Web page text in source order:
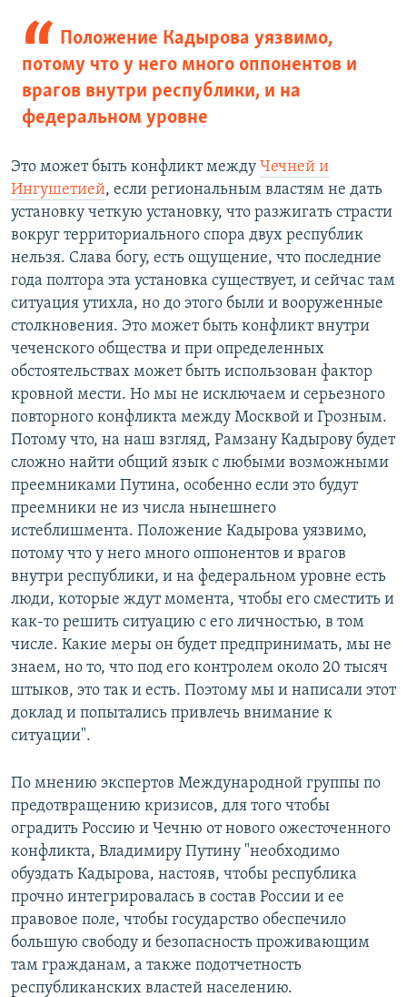
Положение Кадырова уязвимо,
потому что у него много оппонентов и
врагов внутри республики, и на
федеральном уровне
Это может быть конфликт между Чечней и
Ингушетией, если региональным властям не дать
установку четкую установку, что разжигать страсти
вокруг территориального спора двух республик
нельзя. Слава богу, есть ощущение, что последние
года полтора эта установка существует, и сейчас там
ситуация утихла, но до этого были и вооруженные
столкновения. Это может быть конфликт внутри
чеченского общества и при определенных
обстоятельствах может быть использован фактор
кровной мести. Но мы не исключаем и серьезного
повторного конфликта между Москвой и Грозным.
Потому что, на наш взгляд, Рамзану Кадырову будет
сложно найти общий язык с любыми возможными
преемниками Путина, особенно если это будут
преемники не из числа нынешнего
истеблишмента. Положение Кадырова уязвимо,
потому что у него много оппонентов и врагов
внутри республики, и на федеральном уровне есть
люди, которые ждут момента, чтобы его сместить и
как-то решить ситуацию с его личностью, в том
числе. Какие меры он будет предпринимать, мы не
знаем, но то, что под его контролем около 20 тысяч
штыков, это так и есть. Поэтому мы и написали этот
доклад и попытались привлечь внимание к
ситуации".
По мнению экспертов Международной группы по
предотвращению кризисов, для того чтобы
оградить Россию и Чечню от нового ожесточенного
конфликта, Владимиру Путину "необходимо
обуздать Кадырова, настояв, чтобы республика
прочно интегрировалась в состав России и ее
правовое поле, чтобы государство обеспечило
большую свободу и безопасность проживающим
там гражданам, а также подотчетность
республиканских властей населению.